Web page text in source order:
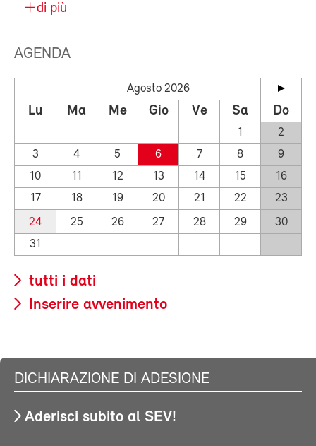
di più
AGENDA
Agosto 2026
Lu Ma Me Gio Ve Sa Do
1
2
3
4 5 6 7 8
9
10
11 12 13 14 15
16
17
18 19 20 21 22
23
24
25 26 27 28 29
30
31
tutti i dati
Inserire avvenimento
DICHIARAZIONE DI ADESIONE
Aderisci subito al SEV!